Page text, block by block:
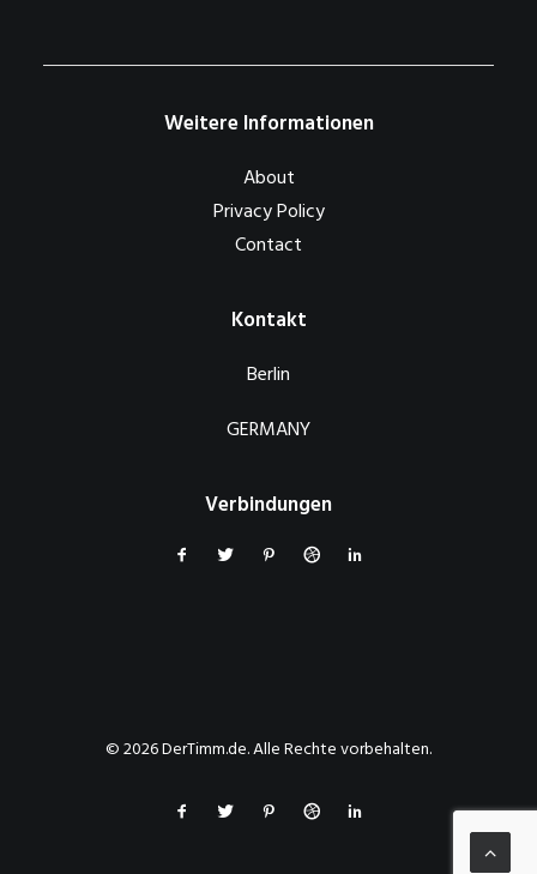
Weitere Informationen
About
Privacy Policy
Contact
Kontakt
Berlin
GERMANY
Verbindungen
© 2026 DerTimm.de. Alle Rechte vorbehalten.